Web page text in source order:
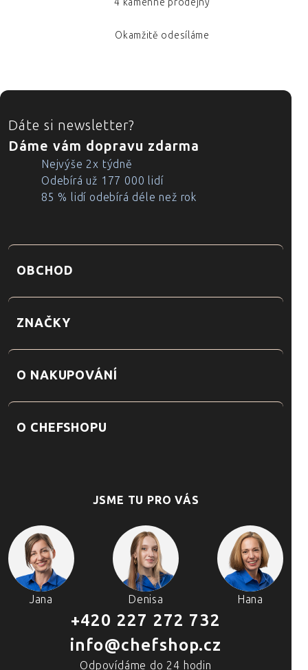
Okamžitě odesíláme
ZÁPATÍ
Dáte si newsletter?
Dáme vám dopravu zdarma
Nejvýše 2x týdně
Odebírá už 177 000 lidí
85 % lidí odebírá déle než rok
OBCHOD
ZNAČKY
O NAKUPOVÁNÍ
O CHEFSHOPU
JSME TU PRO VÁS
Jana Denisa Hana
+420 227 272 732
info@chefshop.cz
Odpovídáme do 24 hodin